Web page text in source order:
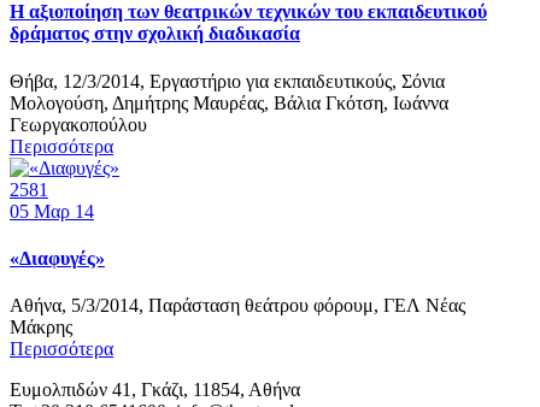
Η αξιοποίηση των θεατρικών τεχνικών του εκπαιδευτικού
δράματος στην σχολική διαδικασία
Θήβα, 12/3/2014, Εργαστήριο για εκπαιδευτικούς, Σόνια
Μολογούση, Δημήτρης Μαυρέας, Βάλια Γκότση, Ιωάννα
Γεωργακοπούλου
Περισσότερα
2581
05 Μαρ 14
«Διαφυγές»
Αθήνα, 5/3/2014, Παράσταση θεάτρου φόρουμ, ΓΕΛ Νέας
Μάκρης
Περισσότερα
Ευμολπιδών 41, Γκάζι, 11854, Αθήνα